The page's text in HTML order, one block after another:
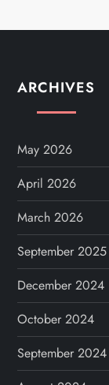
ARCHIVES
May 2026
April 2026
March 2026
September 2025
December 2024
October 2024
September 2024